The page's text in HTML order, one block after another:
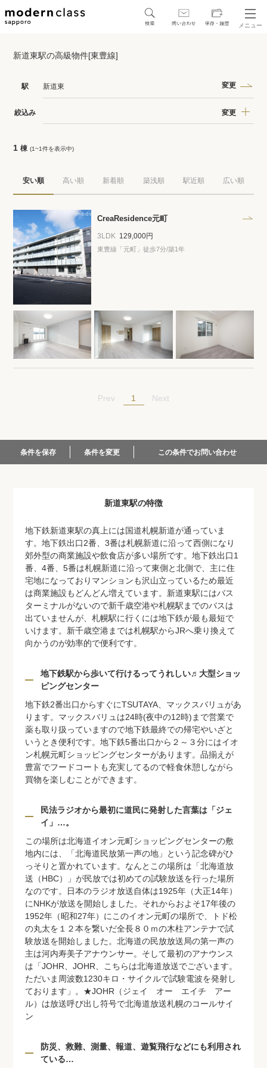
メニュー
アクセスランキング
保存した物件
保存した検索条件
各種お問い合わせ
プライバシーポリシー クッキーポリシー
商標について サイトマップ
新道東駅の高級物件[東豊線]
駅 新道東 変更
絞込み 変更
1 棟 (1~1件を表示中)
安い順 高い順 新着順 築浅順 駅近順 広い順
CreaResidence元町
3LDK 129,000円
東豊線「元町」徒歩7分/築1年
Prev 1 Next
条件を保存 条件を変更 この条件でお問い合わせ
新道東駅の特徴
地下鉄新道東駅の真上には国道札幌新道が通っていま
す。地下鉄出口2番、3番は札幌新道に沿って西側になり
郊外型の商業施設や飲食店が多い場所です。地下鉄出口1
番、4番、5番は札幌新道に沿って東側と北側で、主に住
宅地になっておりマンションも沢山立っているため最近
は商業施設もどんどん増えています。新道東駅にはバス
ターミナルがないので新千歳空港や札幌駅までのバスは
出ていませんが、札幌駅に行くには地下鉄が最も最短で
いけます。新千歳空港までは札幌駅からJRへ乗り換えて
向かうのが効率的で便利です。
地下鉄駅から歩いて行けるってうれしい♬大型ショッ
ピングセンター
地下鉄2番出口からすぐにTSUTAYA、マックスバリュがあ
ります。マックスバリュは24時(夜中の12時)まで営業で
薬も取り扱っていますので地下鉄最終での帰宅やいざと
いうとき便利です。地下鉄5番出口から２～３分にはイオ
ン札幌元町ショッピングセンターがあります。品揃えが
豊富でフードコートも充実してるので軽食休憩しながら
買物を楽しむことができます。
民法ラジオから最初に道民に発射した言葉は「ジェ
イ」…。
この場所は北海道イオン元町ショッピングセンターの敷
地内には、「北海道民放第一声の地」という記念碑がひ
っそりと置かれています。なんとこの場所は「北海道放
送（HBC）」が民放では初めての試験放送を行った場所
なのです。日本のラジオ放送自体は1925年（大正14年）
にNHKが放送を開始しました。それからおよそ17年後の
1952年（昭和27年）にこのイオン元町の場所で、トド松
の丸太を１２本を繋いだ全長８０ｍの木柱アンテナで試
験放送を開始しました。北海道の民放放送局の第一声の
主は河内寿美子アナウンサー。そして最初のアナウンス
は「JOHR、JOHR、こちらは北海道放送でございます。
ただいま周波数1230キロ・サイクルで試験電波を発射し
ております」。★JOHR（ジェイ オー エイチ アー
ル）は放送呼び出し符号で北海道放送札幌のコールサイ
ン
防災、救難、測量、報道、遊覧飛行などにも利用され
ている…